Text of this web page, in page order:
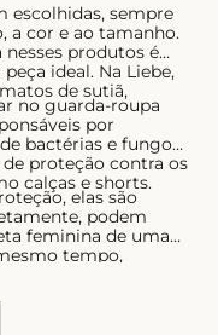
escolhidas, sempre
a cor e ao tamanho.
produtos é
ideal. Na Liebe,
de sutiã,
no guarda-roupa
por
bactérias e fungos,
proteção contra os
calças e shorts.
elas são
podem
feminina de uma
tempo,
para os sutiãs.